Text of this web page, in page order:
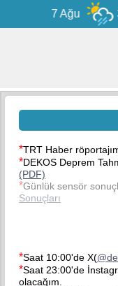
7 Ağu
*TRT Haber
*DEKOS Deprem
(PDF)
*Günlük sensör
Sonuçları
*Saat 10:00'de X(
*Saat 23:00'de
olacağım.